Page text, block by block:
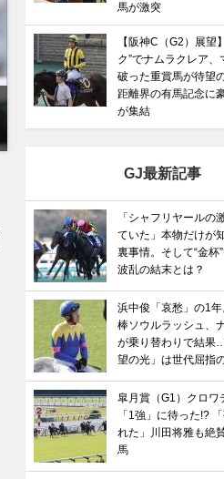
【有馬記念】武豊×ドウデ
るべき“隠れ穴馬！”
馬が激突
【阪神C（G2）展望
ク”でナムラクレア、
破った重賞馬が待望
距離界の有馬記念に
が集結
GJ最新記事
「シャフリヤールの
ていた」本物だけが
裏事情。そして“金杯
波乱の結末とは？
浜中俊「哀愁」の1
棒ソウルラッシュ、
が乗り替わりで結果
望の光」は世代屈指
皐月賞（G1）クロワ
「1強」に待った!?
れた」川田将雅も絶
馬